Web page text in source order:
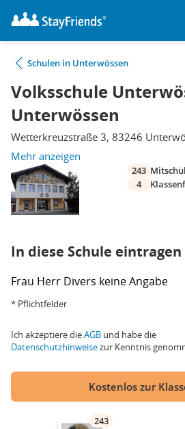
Schulen in Unterwössen
Volksschule
Unterwössen
Wetterkreuzstraße 3, 83246
Mehr anzeigen
243
4
In diese Schule eintragen
Frau Herr Divers keine Angabe
* Pflichtfelder
Ich akzeptiere dieAGB und habe die
Datenschutzhinweisezur Kenntnis
Kostenlos zur
243